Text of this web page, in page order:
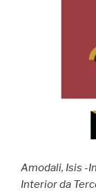
Amodali, Isis -
Interior da